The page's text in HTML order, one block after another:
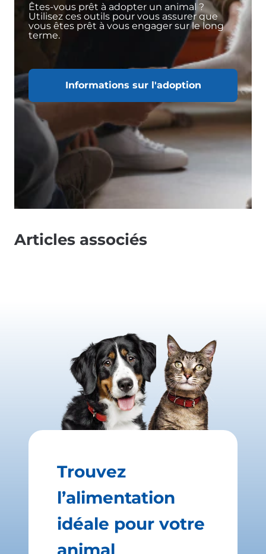
Êtes-vous prêt à adopter un animal ?
Utilisez ces outils pour vous assurer que
vous êtes prêt à vous engager sur le long
terme.
Informations sur l'adoption
Articles associés
Trouvez
l’alimentation
idéale pour votre
animal